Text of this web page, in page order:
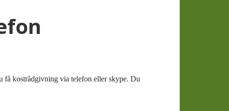
få kostrådgivning via telefon eller skype. Du